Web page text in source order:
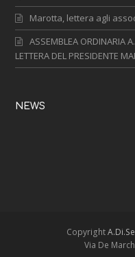
Marotta, lettera agli
ASSEMBLEA ORDINARIA
LETTERA DEL PRESIDENTE
NEWS
Copyright
Via De